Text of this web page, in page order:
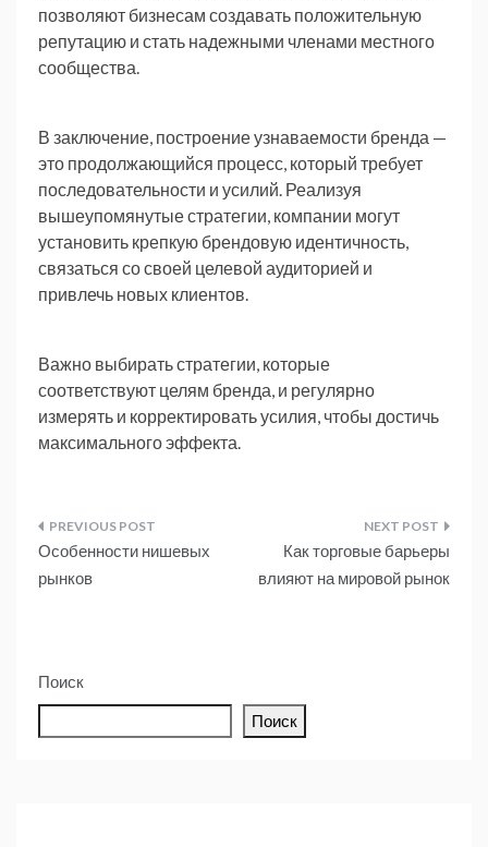
позволяют бизнесам создавать положительную
репутацию и стать надежными членами местного
сообщества.
В заключение, построение узнаваемости бренда —
это продолжающийся процесс, который требует
последовательности и усилий. Реализуя
вышеупомянутые стратегии, компании могут
установить крепкую брендовую идентичность,
связаться со своей целевой аудиторией и
привлечь новых клиентов.
Важно выбирать стратегии, которые
соответствуют целям бренда, и регулярно
измерять и корректировать усилия, чтобы достичь
максимального эффекта.
Навигация
по
Особенности нишевых
рынков
Как торговые барьеры
влияют на мировой рынок
Поиск
Поиск